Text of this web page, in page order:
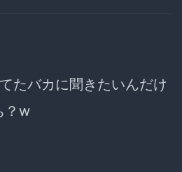
たバカに聞きたいんだけ
？w